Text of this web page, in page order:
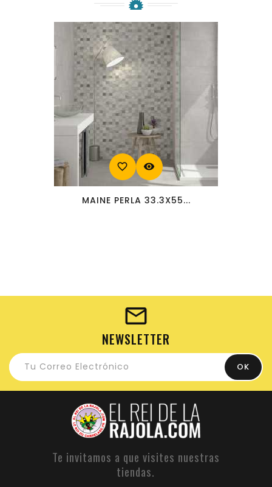
favorite_border visibility
MAINE PERLA 33.3X55...
NEWSLETTER
Te invitamos a que visites nuestras
tiendas.